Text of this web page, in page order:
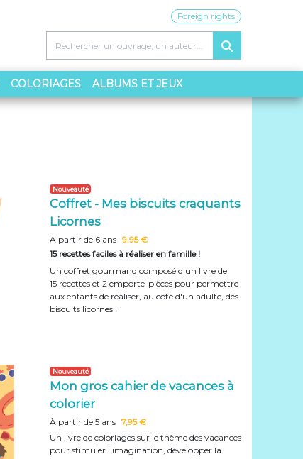
Foreign rights
COLORIAGES ALBUMS ET JEUX
Nouveauté
Coffret - Mes biscuits craquants
Licornes
À partir de 6 ans 9,95 €
15 recettes faciles à réaliser en famille !
Un coffret gourmand composé d'un livre de
15 recettes et 2 emporte-pièces pour permettre
aux enfants de réaliser, au côté d'un adulte, des
biscuits licornes !
Nouveauté
Mon gros cahier de vacances à
colorier
À partir de 5 ans 7,95 €
Un livre de coloriages sur le thème des vacances
pour stimuler l'imagination, développer la